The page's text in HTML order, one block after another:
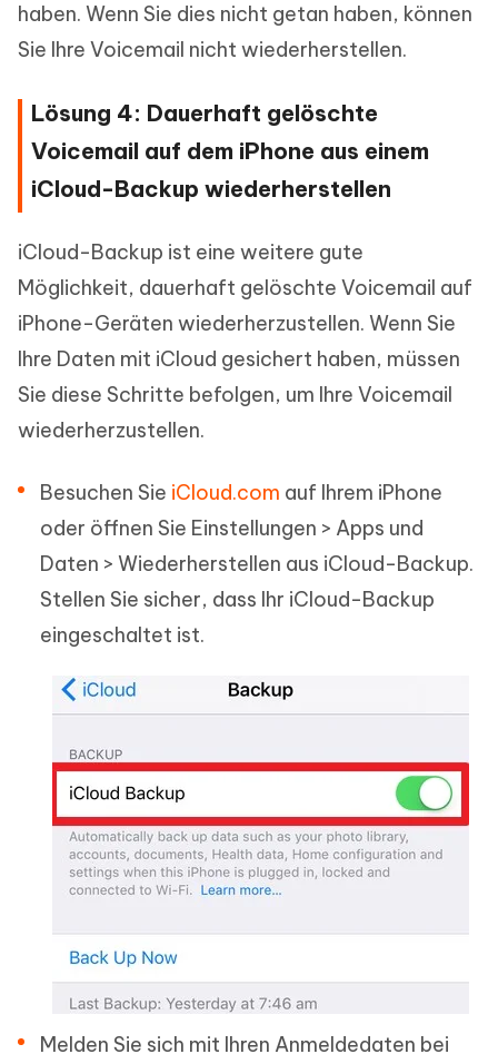
haben. Wenn Sie dies nicht getan haben, können
Sie Ihre Voicemail nicht wiederherstellen.
Lösung 4: Dauerhaft gelöschte
Voicemail auf dem iPhone aus einem
iCloud-Backup wiederherstellen
iCloud-Backup ist eine weitere gute
Möglichkeit, dauerhaft gelöschte Voicemail auf
iPhone-Geräten wiederherzustellen. Wenn Sie
Ihre Daten mit iCloud gesichert haben, müssen
Sie diese Schritte befolgen, um Ihre Voicemail
wiederherzustellen.
Besuchen Sie iCloud.com auf Ihrem iPhone
oder öffnen Sie Einstellungen > Apps und
Daten > Wiederherstellen aus iCloud-Backup.
Stellen Sie sicher, dass Ihr iCloud-Backup
eingeschaltet ist.
Melden Sie sich mit Ihren Anmeldedaten bei